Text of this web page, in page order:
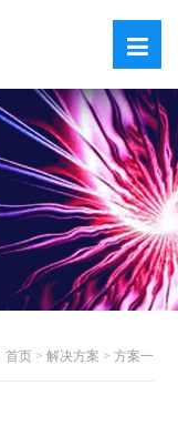
首页> 解决方案 > 方案一